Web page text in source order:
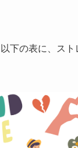
下の表に、ス